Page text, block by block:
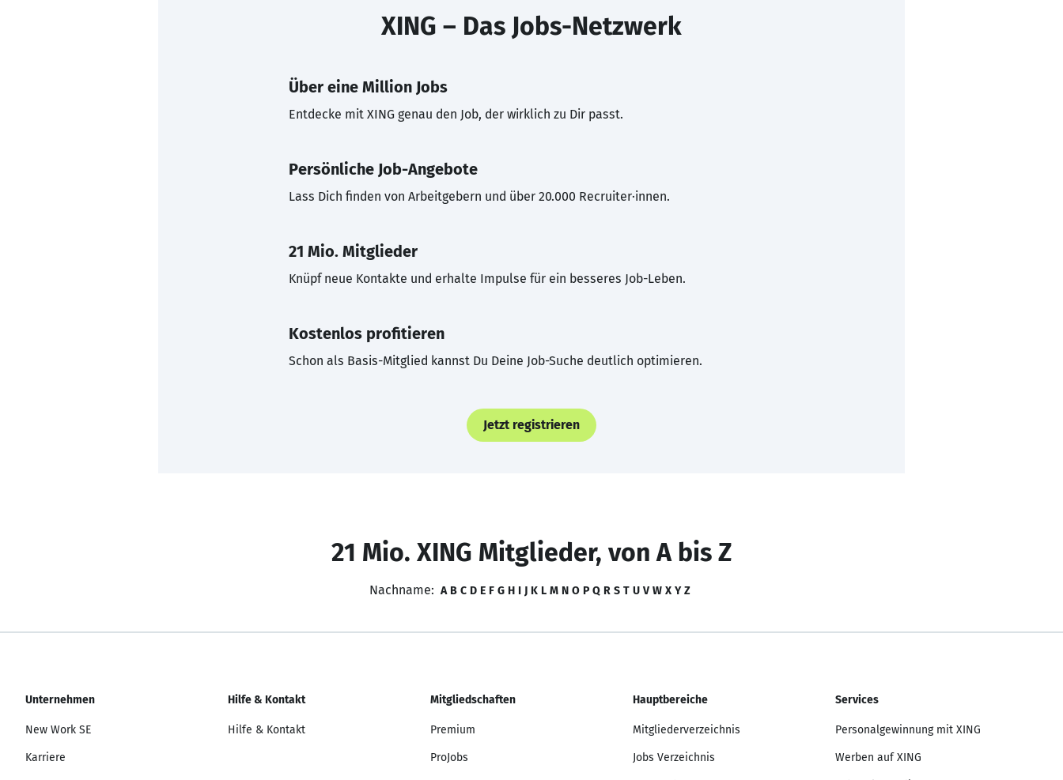
XING – Das Jobs-Netzwerk
Über eine Million Jobs
Entdecke mit XING genau den Job, der wirklich zu Dir passt.
Persönliche Job-Angebote
Lass Dich finden von Arbeitgebern und über 20.000 Recruiter·innen.
21 Mio. Mitglieder
Knüpf neue Kontakte und erhalte Impulse für ein besseres Job-Leben.
Kostenlos profitieren
Schon als Basis-Mitglied kannst Du Deine Job-Suche deutlich optimieren.
Jetzt registrieren
21 Mio. XING Mitglieder, von A bis Z
Nachname: A B C D E F G H I J K L M N O P Q R S T U V W X Y Z
Unternehmen
New Work SE
Karriere
Hilfe & Kontakt
Hilfe & Kontakt
Mitgliedschaften
Premium
ProJobs
Hauptbereiche
Mitgliederverzeichnis
Jobs Verzeichnis
Services
Personalgewinnung mit XING
Werben auf XING